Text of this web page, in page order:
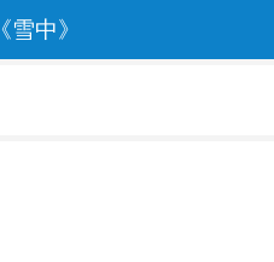
《雪中》